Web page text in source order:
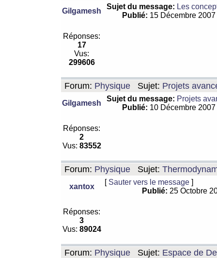
Gilgamesh
Sujet du message: Les
Publié: 15 Décembre
Réponses:
17
Vus:
299606
Forum: Physique Sujet: Projets
Gilgamesh
Sujet du message: Projets
Publié: 10 Décembre
Réponses:
2
Vus: 83552
Forum: Physique Sujet:
xantox
[ Sauter vers le message ]
Publié: 25 Octobre
Réponses:
3
Vus: 89024
Forum: Physique Sujet: Espace de